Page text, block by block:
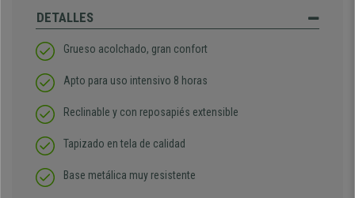
DETALLES
Grueso acolchado, gran confort
Apto para uso intensivo 8 horas
Reclinable y con reposapiés extensible
Tapizado en tela de calidad
Base metálica muy resistente